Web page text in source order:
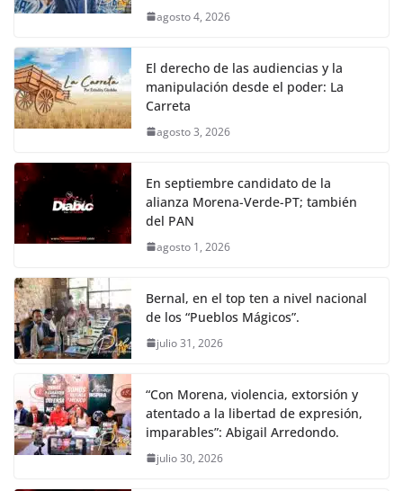
agosto 4, 2026
El derecho de las audiencias y la
manipulación desde el poder: La
Carreta
agosto 3, 2026
En septiembre candidato de la
alianza Morena-Verde-PT; también
del PAN
agosto 1, 2026
Bernal, en el top ten a nivel nacional
de los “Pueblos Mágicos”.
julio 31, 2026
“Con Morena, violencia, extorsión y
atentado a la libertad de expresión,
imparables”: Abigail Arredondo.
julio 30, 2026